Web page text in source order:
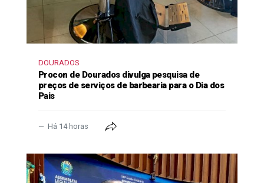
DOURADOS
Procon de Dourados divulga pesquisa de
preços de serviços de barbearia para o Dia dos
Pais
Há 14 horas